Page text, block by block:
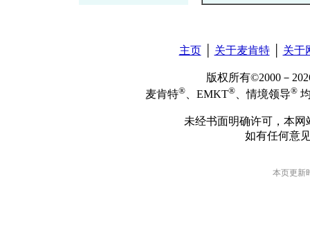
主页│ 关于麦肯特│ 关于
版权所有©2000－
麦肯特® 、EMKT® 、情境领导®
未经书面明确许可，本
如有任何意
本页更新